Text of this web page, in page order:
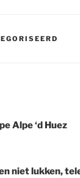
Alpe ‘d Huez
niet lukken,